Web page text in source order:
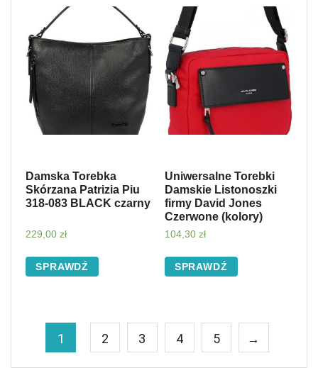
Damska Torebka
Skórzana Patrizia Piu
318-083 BLACK czarny
229,00 zł
SPRAWDŹ
Uniwersalne Torebki
Damskie Listonoszki
firmy David Jones
Czerwone (kolory)
104,30 zł
SPRAWDŹ
1 2 3 4 5 →